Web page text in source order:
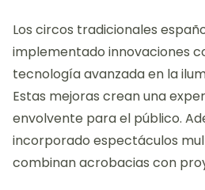
Los circos tradicionales
implementado innovaciones
tecnología avanzada en la
Estas mejoras crean una
envolvente para el público.
incorporado espectáculos
combinan acrobacias con